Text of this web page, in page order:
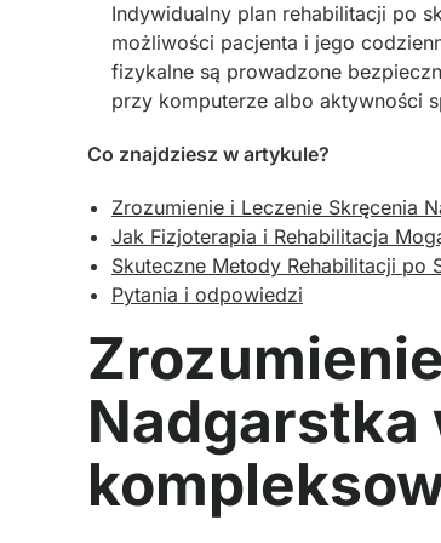
Indywidualny plan rehabilitacji po
możliwości pacjenta i jego
fizykalne są prowadzone
przy komputerze albo aktywności
Co znajdziesz w artykule?
Zrozumienie i Leczenie Skręcenia
Jak Fizjoterapia i Rehabilitacja
Skuteczne Metody Rehabilitacji po
Pytania i odpowiedzi
Nadgarstka